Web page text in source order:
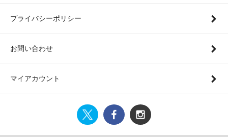
プライバシーポリシー
お問い合わせ
マイアカウント